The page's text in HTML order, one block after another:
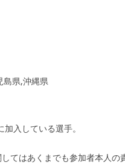
島県,沖縄県
入している選手。
てはあくまでも参加者本人の